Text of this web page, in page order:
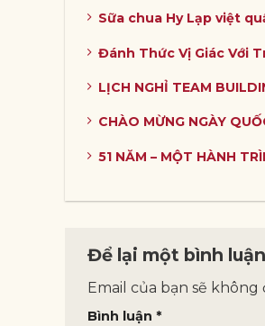
Sữa chua Hy Lạp việt
Đánh Thức Vị Giác Với
LỊCH NGHỈ TEAM
CHÀO MỪNG NGÀY
51 NĂM – MỘT HÀNH
Để lại một bình luận
Email của bạn sẽ
Bình luận *